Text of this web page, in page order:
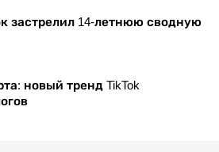
застрелил 14-летнюю сводную
новый тренд TikTok